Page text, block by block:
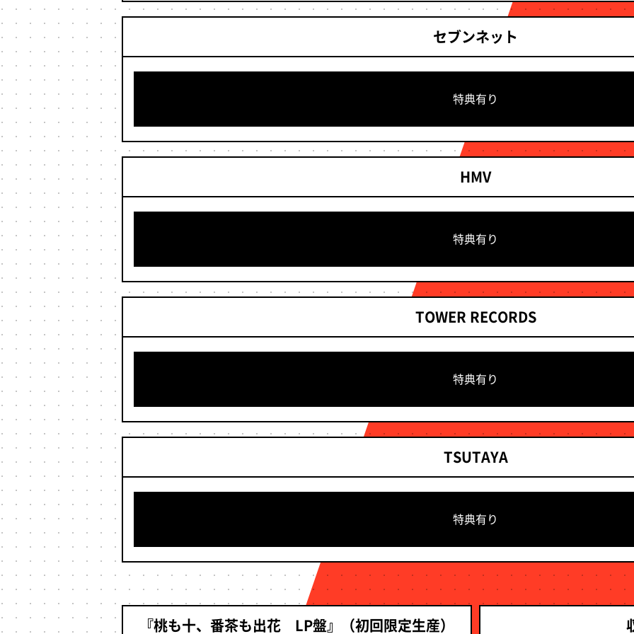
セブンネット
特典有り
HMV
特典有り
TOWER RECORDS
特典有り
TSUTAYA
特典有り
『桃も十、番茶も出花 LP盤』（初回限定生産）